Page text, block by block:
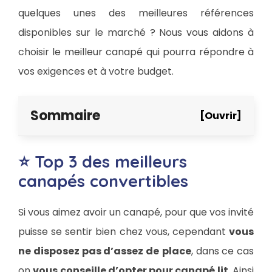
quelques unes des meilleures références
disponibles sur le marché ? Nous vous aidons à
choisir le meilleur canapé qui pourra répondre à
vos exigences et à votre budget.
Sommaire [Ouvrir]
⭐ Top 3 des meilleurs
canapés convertibles
Si vous aimez avoir un canapé, pour que vos invité
puisse se sentir bien chez vous, cependant vous
ne disposez pas d’assez de place, dans ce cas